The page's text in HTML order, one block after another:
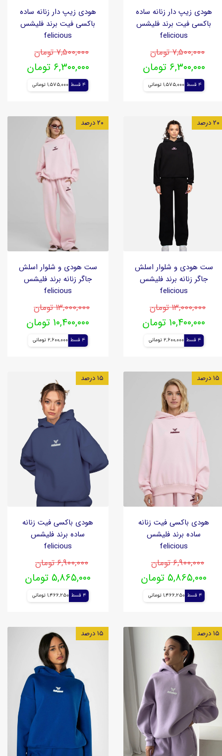
هودی زیپ دار زنانه ساده
باکسی فیت برند فلیشس
felicious
۷,۵۰۰,۰۰۰ تومان
۶,۳۰۰,۰۰۰ تومان
4 قسط 1,575,000 تومانی
هودی زیپ دار زنانه ساده
باکسی فیت برند فلیشس
felicious
۷,۵۰۰,۰۰۰ تومان
۶,۳۰۰,۰۰۰ تومان
4 قسط 1,575,000 تومانی
ست هودی و شلوار اسلش
جاگر زنانه برند فلیشس
felicious
۱۳,۰۰۰,۰۰۰ تومان
۱۰,۴۰۰,۰۰۰ تومان
4 قسط 2,600,000 تومانی
۲۰ درصد
ست هودی و شلوار اسلش
جاگر زنانه برند فلیشس
felicious
۱۳,۰۰۰,۰۰۰ تومان
۱۰,۴۰۰,۰۰۰ تومان
4 قسط 2,600,000 تومانی
۲۰ درصد
هودی باکسی فیت زنانه
ساده برند فلیشس
felicious
۶,۹۰۰,۰۰۰ تومان
۵,۸۶۵,۰۰۰ تومان
4 قسط 1,466,250 تومانی
۱۵ درصد
هودی باکسی فیت زنانه
ساده برند فلیشس
felicious
۶,۹۰۰,۰۰۰ تومان
۵,۸۶۵,۰۰۰ تومان
4 قسط 1,466,250 تومانی
۱۵ درصد
۱۵ درصد ۱۵ درصد